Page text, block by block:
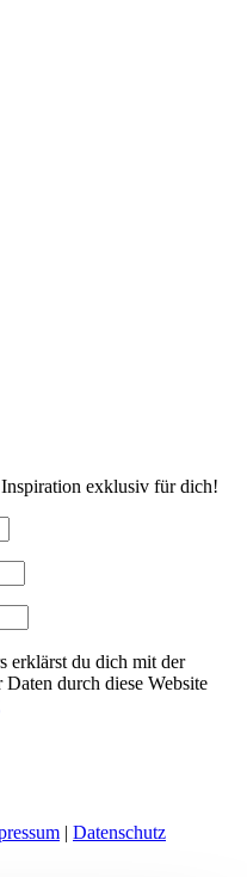
Inspiration exklusiv für dich!
erklärst du dich mit der
durch diese Website
| Datenschutz